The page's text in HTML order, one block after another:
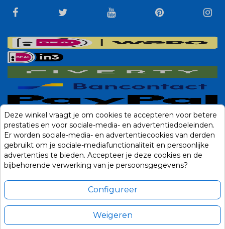
Deze winkel vraagt je om cookies te accepteren voor betere
prestaties en voor sociale-media- en advertentiedoeleinden.
Er worden sociale-media- en advertentiecookies van derden
gebruikt om je sociale-mediafunctionaliteit en persoonlijke
advertenties te bieden. Accepteer je deze cookies en de
bijbehorende verwerking van je persoonsgegevens?
Configureer
Weigeren